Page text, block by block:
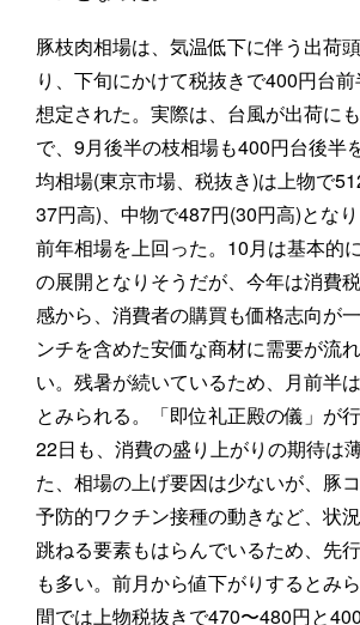
豚枝肉相場は、気温低下に伴う出荷
り、下旬にかけて税抜きで400円台
想定された。実際は、台風が出荷に
で、9月後半の枝相場も400円台後半
均相場(東京市場、税抜き)は上物で
37円高)、中物で487円(30円高)とな
前年相場を上回った。10月は基本的
の展開となりそうだが、今年は消費
感から、消費者の購買も価格志向が
ンチを含めた安価な商材に需要が流
い。残暑が続いているため、月前半
とみられる。「即位礼正殿の儀」が
22日も、消費の盛り上がりの期待は
た、相場の上げ要因は少ないが、豚
予防的ワクチン接種の動きなど、状
跳ねる要素もはらんでいるため、先
も多い。前月から値下がりするとみ
間では上物税抜きで470〜480円と